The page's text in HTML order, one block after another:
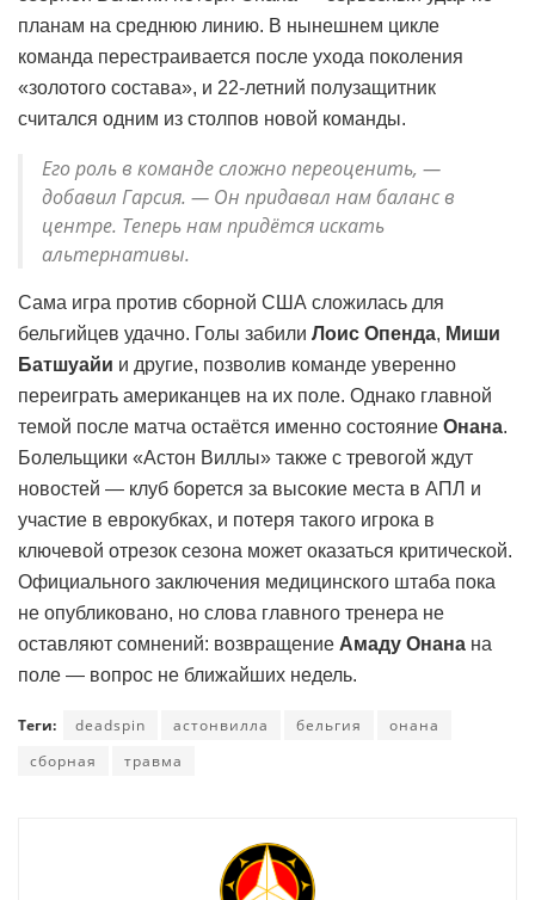
планам на среднюю линию. В нынешнем цикле
команда перестраивается после ухода поколения
«золотого состава», и 22-летний полузащитник
считался одним из столпов новой команды.
Его роль в команде сложно переоценить, —
добавил Гарсия. — Он придавал нам баланс в
центре. Теперь нам придётся искать
альтернативы.
Сама игра против сборной США сложилась для
бельгийцев удачно. Голы забили Лоис Опенда, Миши
Батшуайи и другие, позволив команде уверенно
переиграть американцев на их поле. Однако главной
темой после матча остаётся именно состояние Онана.
Болельщики «Астон Виллы» также с тревогой ждут
новостей — клуб борется за высокие места в АПЛ и
участие в еврокубках, и потеря такого игрока в
ключевой отрезок сезона может оказаться критической.
Официального заключения медицинского штаба пока
не опубликовано, но слова главного тренера не
оставляют сомнений: возвращение Амаду Онана на
поле — вопрос не ближайших недель.
Теги: deadspin астонвилла бельгия
онана
сборная
травма